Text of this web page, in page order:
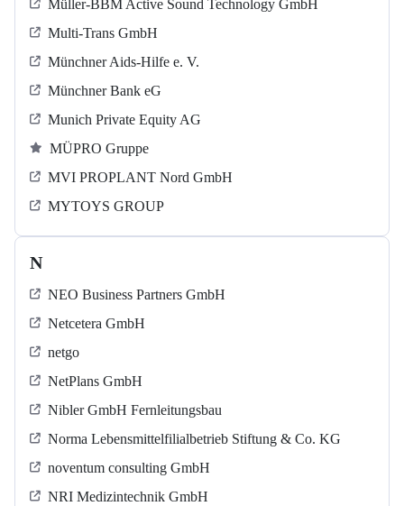
Müller-BBM Active Sound Technology GmbH
Multi-Trans GmbH
Münchner Aids-Hilfe e. V.
Münchner Bank eG
Munich Private Equity AG
MÜPRO Gruppe
MVI PROPLANT Nord GmbH
MYTOYS GROUP
N
NEO Business Partners GmbH
Netcetera GmbH
netgo
NetPlans GmbH
Nibler GmbH Fernleitungsbau
Norma Lebensmittelfilialbetrieb Stiftung & Co. KG
noventum consulting GmbH
NRI Medizintechnik GmbH